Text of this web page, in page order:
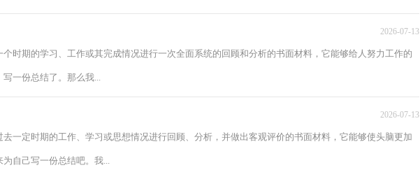
2026-07-13
时期的学习、工作或其完成情况进行一次全面系统的回顾和分析的书面材料，它能够给人努力工作的
一份总结了。那么我...
2026-07-13
去一定时期的工作、学习或思想情况进行回顾、分析，并做出客观评价的书面材料，它能够使头脑更加
自己写一份总结吧。我...